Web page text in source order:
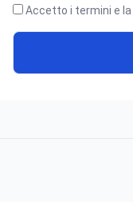
Accetto i termini e la